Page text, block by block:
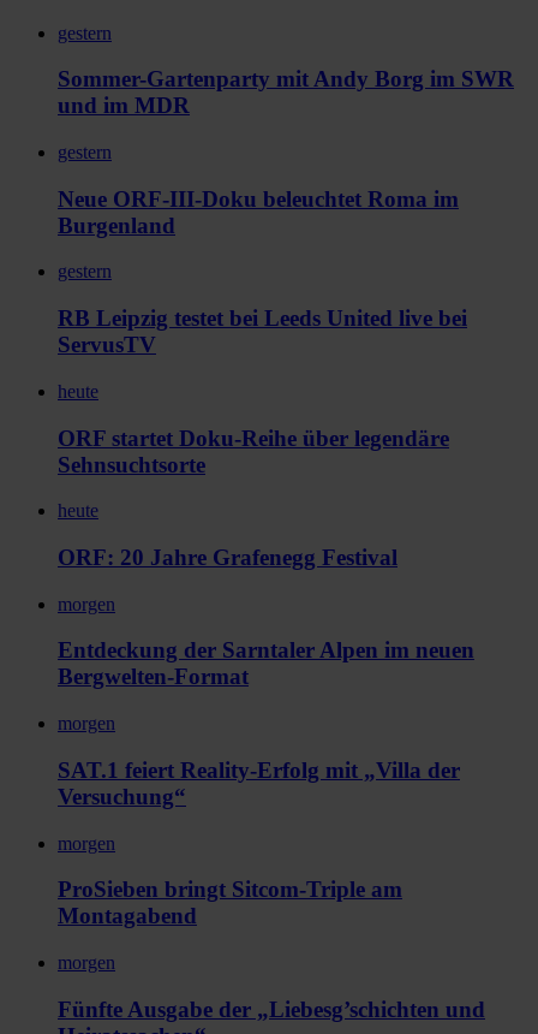
gestern
Sommer-Gartenparty mit Andy Borg im SWR
und im MDR
gestern
Neue ORF-III-Doku beleuchtet Roma im
Burgenland
gestern
RB Leipzig testet bei Leeds United live bei
ServusTV
heute
ORF startet Doku-Reihe über legendäre
Sehnsuchtsorte
heute
ORF: 20 Jahre Grafenegg Festival
morgen
Entdeckung der Sarntaler Alpen im neuen
Bergwelten-Format
morgen
SAT.1 feiert Reality-Erfolg mit „Villa der
Versuchung“
morgen
ProSieben bringt Sitcom-Triple am
Montagabend
morgen
Fünfte Ausgabe der „Liebesg’schichten und